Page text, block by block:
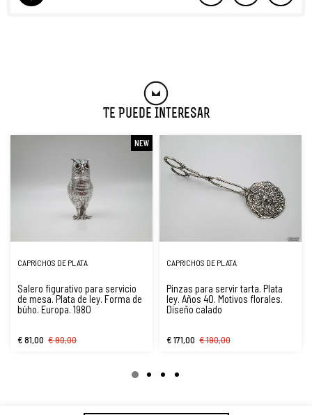
Te Puede Interesar
NEW
CAPRICHOS DE PLATA
Salero figurativo para servicio
de mesa. Plata de ley. Forma de
búho. Europa. 1980
€ 81,00 € 90,00
CAPRICHOS DE PLATA
Pinzas para servir tarta. Plata
ley. Años 40. Motivos florales.
Diseño calado
€ 171,00 € 190,00